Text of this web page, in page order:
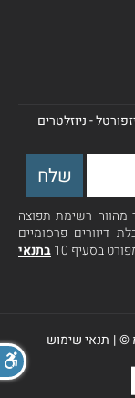
- ניוזלטרים
מהווה רשימת תפוצה
דיוורים פרסומיים
בסעיף 10
בתנאי
©
| תנאי שימוש